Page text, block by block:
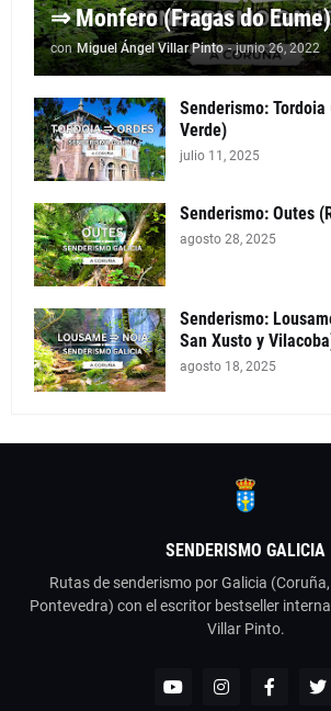
⇒ Monfero (Fragas do Eume)
con Miguel Ángel Villar Pinto - junio 26, 2022
Senderismo:
Verde)
julio 11, 2025
Senderismo: Outes
agosto 28, 2025
Senderismo:
San Xusto y
agosto 18, 2025
SENDERISMO GALICIA
Rutas de senderismo por Galicia
Pontevedra) con el escritor bestseller
Villar Pinto.